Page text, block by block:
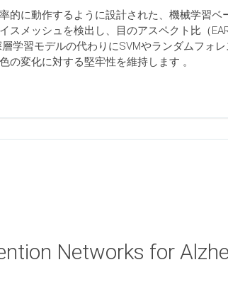
的に動作するように設計された、機械学習ベ
メッシュを検出し、目のアスペクト比（
学習モデルの代わりにSVMやランダムフォ
変化に対する堅牢性を維持します 。
Networks for